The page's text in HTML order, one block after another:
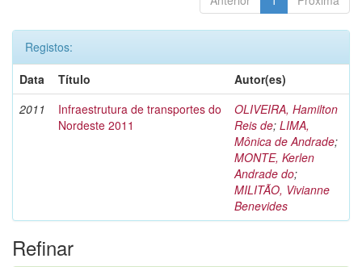
Registos:
Data
Título
Autor(es)
2011
Infraestrutura de transportes do
Nordeste 2011
OLIVEIRA, Hamilton
Reis de; LIMA,
Mônica de Andrade;
MONTE, Kerlen
Andrade do;
MILITÃO, Vivianne
Benevides
Refinar